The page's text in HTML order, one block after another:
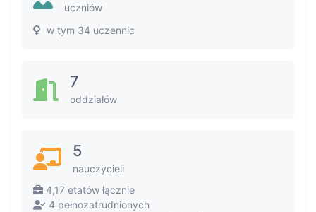
uczniów
w tym 34 uczennic
7
oddziałów
5
nauczycieli
4,17 etatów łącznie
4 pełnozatrudnionych